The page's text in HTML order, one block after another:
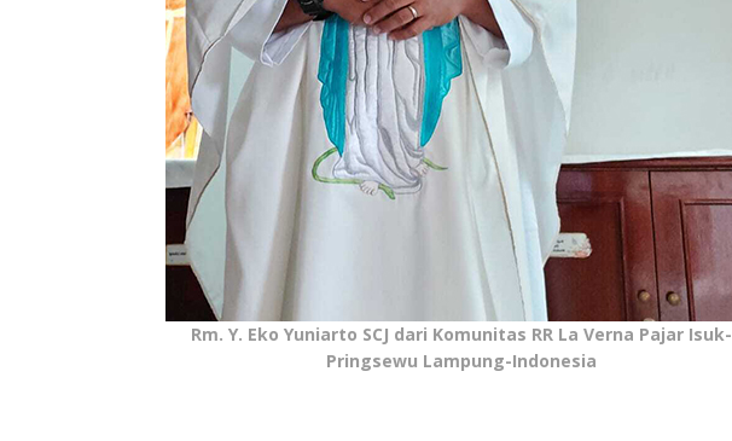
Rm. Y. Eko Yuniarto SCJ dari Komunitas RR La Verna Pajar Isuk-
Pringsewu Lampung-Indonesia